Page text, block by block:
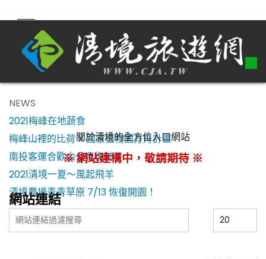
NEWS
2021梅峰在地蔬食
梅峰山裡的比荷 X 國家植物園方舟計畫
南投客運合歡山公車復駛了！
2021清境一夏～風起飛羊
清境農場青青草原 7/13 恢復開園！
關於清境的全方位入口網站
※ 網站建構中，敬請期待 ※
網站連結
Filter
Field
顯
示